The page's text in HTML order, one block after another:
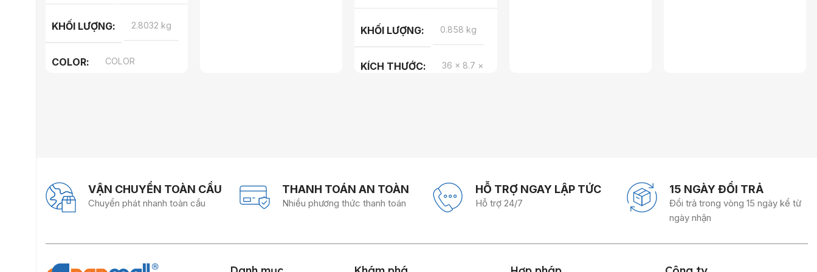
KHỐI LƯỢNG 2.8032 kg
COLOR COLOR
KHỐI LƯỢNG 0.858 kg
KÍCH THƯỚC
36 × 8.7 ×
VẬN CHUYỂN TOÀN CẦU
Chuyển phát nhanh toàn cầu
THANH TOÁN AN TOÀN
Nhiều phương thức thanh toán
HỖ TRỢ NGAY LẬP TỨC
Hỗ trợ 24/7
15 NGÀY ĐỔI TRẢ
Đổi trả trong vòng 15 ngày kể từ
ngày nhận